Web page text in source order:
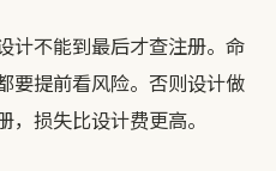
计不能到最后才查注册。命
要提前看风险。否则设计做
损失比设计费更高。